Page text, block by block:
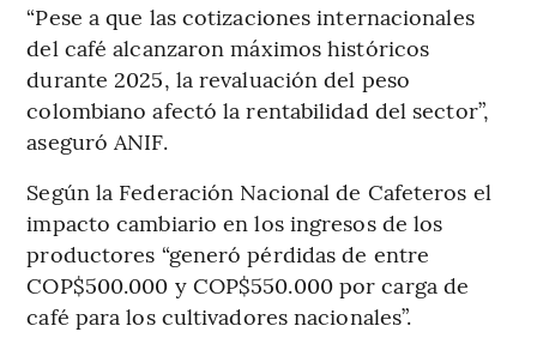
“Pese a que las cotizaciones internacionales
del café alcanzaron máximos históricos
durante 2025, la revaluación del peso
colombiano afectó la rentabilidad del sector”,
aseguró ANIF.
Según la Federación Nacional de Cafeteros el
impacto cambiario en los ingresos de los
productores “generó pérdidas de entre
COP$500.000 y COP$550.000 por carga de
café para los cultivadores nacionales”.